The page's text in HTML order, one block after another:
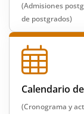
(Admisiones
de postgrados)
Calendario
(Cronograma y